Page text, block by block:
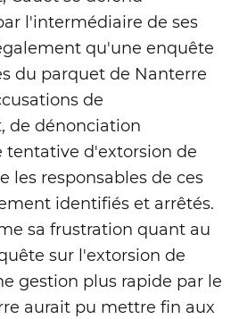
l'intermédiaire de ses
qu'une enquête
du parquet de Nanterre
de
de dénonciation
tentative d'extorsion de
les responsables de ces
identifiés et arrêtés.
sa frustration quant au
sur l'extorsion de
gestion plus rapide par le
aurait pu mettre fin aux